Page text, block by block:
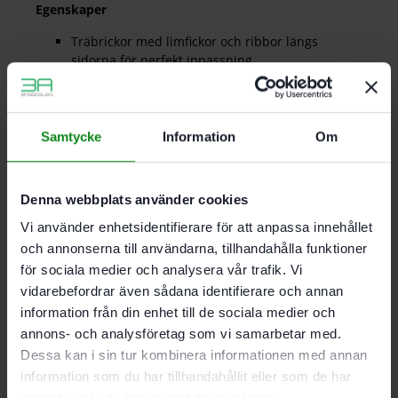
Samtycke Information Om
Denna webbplats använder cookies
Vi använder enhetsidentifierare för att anpassa innehållet
och annonserna till användarna, tillhandahålla funktioner
för sociala medier och analysera vår trafik. Vi
vidarebefordrar även sådana identifierare och annan
information från din enhet till de sociala medier och
annons- och analysföretag som vi samarbetar med.
Dessa kan i sin tur kombinera informationen med annan
information som du har tillhandahållit eller som de har
Egenskaper
Träbrickor med limfickor och ribbor längs
sidorna för perfekt inpassning
100 % vridsäkert redan från den första DOMINO
DOMINO av sipo-trä. resistenta mot insekts- och
mögelangrepp. lämpar sig därför allra bäst för
Material: sipo
Av mahogny
Väderbeständig
Mått 8 x 40 mm; Förpackning 130 Antal
Det finns inga recensioner än.
Bli först med att recensera ”Festool DOMINO-bricka